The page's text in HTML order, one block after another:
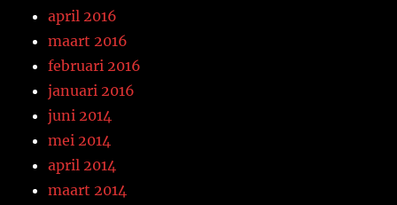
april 2016
maart 2016
februari 2016
januari 2016
juni 2014
mei 2014
april 2014
maart 2014